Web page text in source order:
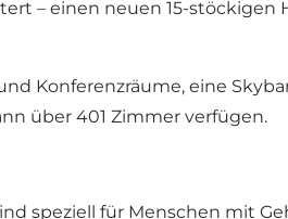
– einen neuen 15-
Konferenzräume, eine
über 401 Zimmer verfügen.
speziell für Menschen mit